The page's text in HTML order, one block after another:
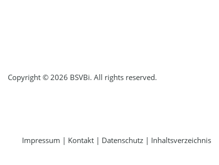
Copyright © 2026 BSVBi. All rights reserved.
Impressum | Kontakt | Datenschutz | Inhaltsverzeichnis